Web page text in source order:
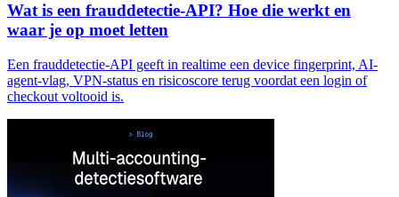
Wat is een frauddetectie-API? Hoe die werkt en
waar je op moet letten
Een frauddetectie-API geeft in realtime een device fingerprint, AI-
agent-vlag, VPN-status en risicoscore terug voordat een login of
checkout voltooid is.